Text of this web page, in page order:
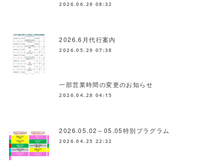
2026.06.29 08:32
2026.6月代行案内
2026.05.29 07:38
一部営業時間の変更のお知らせ
2026.04.28 04:15
2026.05.02～05.05特別プラグラム
2026.04.25 22:32